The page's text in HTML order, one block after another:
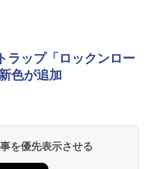
ラップ「ロックンロー
色が追加
を優先表示させる